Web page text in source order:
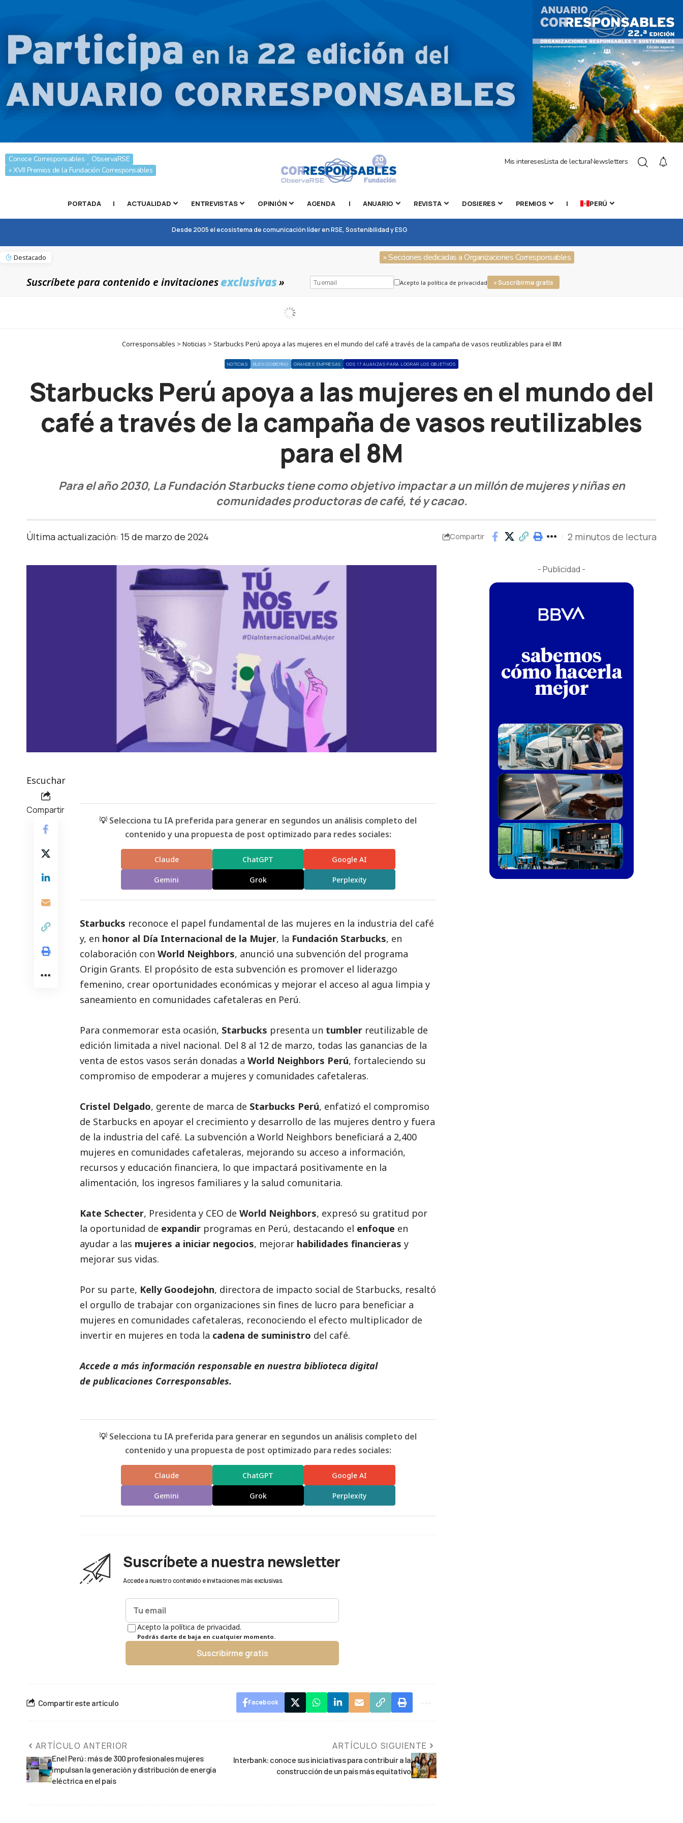
Conoce Corresponsables
ObservaRSE
» XVII Premios de la Fundación Corresponsables
Mis interesesLista de lecturaNewsletters
PORTADA | ACTUALIDAD ENTREVISTAS OPINIÓN AGENDA | ANUARIO REVISTA DOSIERES PREMIOS | PERÚ
Desde 2005 el ecosistema de comunicación líder en RSE, Sostenibilidad y ESG
Destacado » Secciones dedicadas a Organizaciones Corresponsables
Suscríbete para contenido e invitacionesexclusivas» Acepto la política de privacidad » Suscribirme gratis
Corresponsables > Noticias > Starbucks Perú apoya a las mujeres en el mundo del café a través de la campaña de vasos reutilizables para el 8M
NOTICIAS BUEN GOBIERNO GRANDES EMPRESAS ODS 17 ALIANZAS PARA LOGRAR LOS OBJETIVOS
Starbucks Perú apoya a las mujeres en el mundo del
café a través de la campaña de vasos reutilizables
para el 8M
Para el año 2030, La Fundación Starbucks tiene como objetivo impactar a un millón de mujeres y niñas en
comunidades productoras de café, té y cacao.
Última actualización: 15 de marzo de 2024 Compartir 2 minutos de lectura
Escuchar
Compartir
💡 Selecciona tu IA preferida para generar en segundos un análisis completo del
contenido y una propuesta de post optimizado para redes sociales:
Claude ChatGPT Google AI
Gemini Grok Perplexity
Starbucks reconoce el papel fundamental de las mujeres en la industria del café
y, en honor al Día Internacional de la Mujer, la Fundación Starbucks, en
colaboración con World Neighbors, anunció una subvención del programa
Origin Grants. El propósito de esta subvención es promover el liderazgo
femenino, crear oportunidades económicas y mejorar el acceso al agua limpia y
saneamiento en comunidades cafetaleras en Perú.
Para conmemorar esta ocasión, Starbucks presenta un tumbler reutilizable de
edición limitada a nivel nacional. Del 8 al 12 de marzo, todas las ganancias de la
venta de estos vasos serán donadas a World Neighbors Perú, fortaleciendo su
compromiso de empoderar a mujeres y comunidades cafetaleras.
Cristel Delgado, gerente de marca de Starbucks Perú, enfatizó el compromiso
de Starbucks en apoyar el crecimiento y desarrollo de las mujeres dentro y fuera
de la industria del café. La subvención a World Neighbors beneficiará a 2,400
mujeres en comunidades cafetaleras, mejorando su acceso a información,
recursos y educación financiera, lo que impactará positivamente en la
alimentación, los ingresos familiares y la salud comunitaria.
Kate Schecter, Presidenta y CEO de World Neighbors, expresó su gratitud por
la oportunidad de expandir programas en Perú, destacando el enfoque en
ayudar a las mujeres a iniciar negocios, mejorar habilidades financieras y
mejorar sus vidas.
Por su parte, Kelly Goodejohn, directora de impacto social de Starbucks, resaltó
el orgullo de trabajar con organizaciones sin fines de lucro para beneficiar a
mujeres en comunidades cafetaleras, reconociendo el efecto multiplicador de
invertir en mujeres en toda la cadena de suministro del café.
Accede a más información responsable en nuestra biblioteca digital
de publicaciones Corresponsables.
💡 Selecciona tu IA preferida para generar en segundos un análisis completo del
contenido y una propuesta de post optimizado para redes sociales:
Claude ChatGPT Google AI
Gemini Grok Perplexity
Suscríbete a nuestra newsletter
Accede a nuestro contenido e invitaciones más exclusivas.
Acepto la política de privacidad.
Podrás darte de baja en cualquier momento.
Suscribirme gratis
Compartir este artículo Facebook
ARTÍCULO ANTERIOR
Enel Perú: más de 300 profesionales mujeres
impulsan la generación y distribución de energía
eléctrica en el país
ARTÍCULO SIGUIENTE
Interbank: conoce sus iniciativas para contribuir a la
construcción de un país más equitativo
- Publicidad -